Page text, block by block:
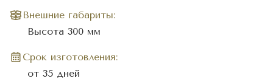
Внешние габариты:
Высота 300 мм
Cрок изготовления:
от 35 дней